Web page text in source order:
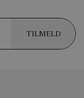
TILMELD